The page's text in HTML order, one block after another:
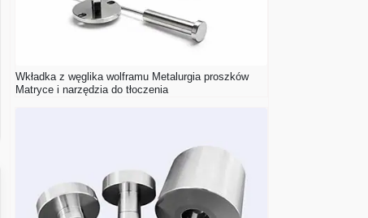
Wkładka z węglika wolframu Metalurgia proszków
Matryce i narzędzia do tłoczenia